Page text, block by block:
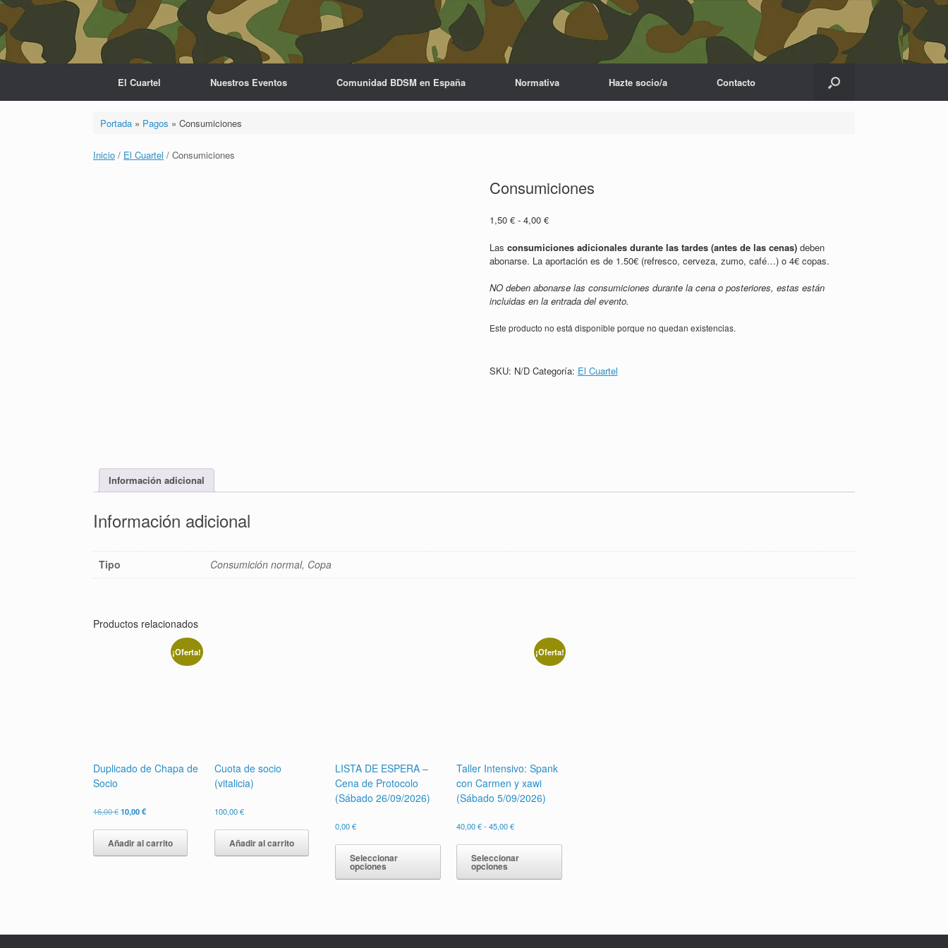
Saltar
al
contenido
El Cuartel Nuestros Eventos Comunidad BDSM en España Normativa Hazte socio/a Contacto
Portada» Pagos » Consumiciones
Inicio / El Cuartel / Consumiciones
Consumiciones
1,50 € - 4,00 €Rango
precios:
desde
hasta
4,00 €
Las consumiciones adicionales durante las tardes (antes de las cenas)deben
abonarse. La aportación es de 1.50€ (refresco, cerveza, zumo, café…) o 4€ copas.
NO deben abonarse las consumiciones durante la cena o posteriores, estas están
incluidas en la entrada del evento.
Este producto no está disponible porque no quedan existencias.
SKU: N/D Categoría: El Cuartel
Información adicional
Información adicional
Tipo Consumición normal, Copa
Productos relacionados
¡Oferta!
Duplicado de Chapa de
Socio
16,00€El
original
era:
16,00 €.
10,00€El
actual
es:
10,00 €.
Añadir al carrito
Cuota de socio
(vitalicia)
100,00€
Añadir al carrito
LISTA DE ESPERA –
Cena de Protocolo
(Sábado 26/09/2026)
0,00€
Seleccionar
opciones
Este
producto
múltiples
se
¡Oferta!
Taller Intensivo: Spank
con Carmen y xawi
(Sábado 5/09/2026)
40,00€ - 45,00€Rango
precios:
desde
hasta
Seleccionar
opciones
Este
múltiples
se